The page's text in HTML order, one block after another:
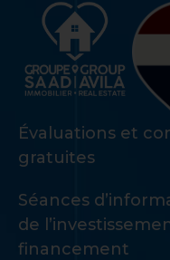
Évaluations et
gratuites
Séances
de
financement